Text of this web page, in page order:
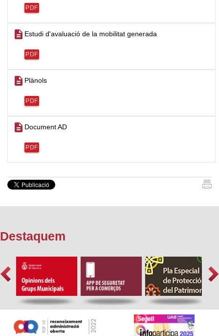
PDF
description Estudi d'avaluació de la mobilitat generada
PDF
description Plànols
PDF
description Document AD
PDF
Destaquem